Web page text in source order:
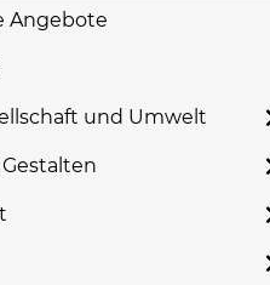
Angebote
und Umwelt